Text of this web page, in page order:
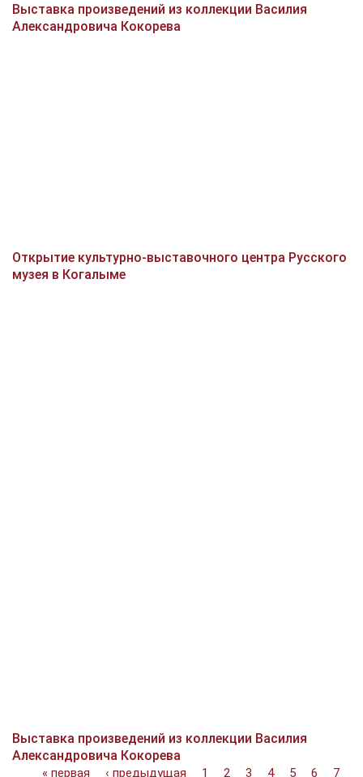
Выставка произведений из коллекции Василия
Александровича Кокорева
Открытие культурно-выставочного центра Русского
музея в Когалыме
Выставка произведений из коллекции Василия
Александровича Кокорева
Страницы
« первая ‹ предыдущая 1 2 3 4 5 6
7